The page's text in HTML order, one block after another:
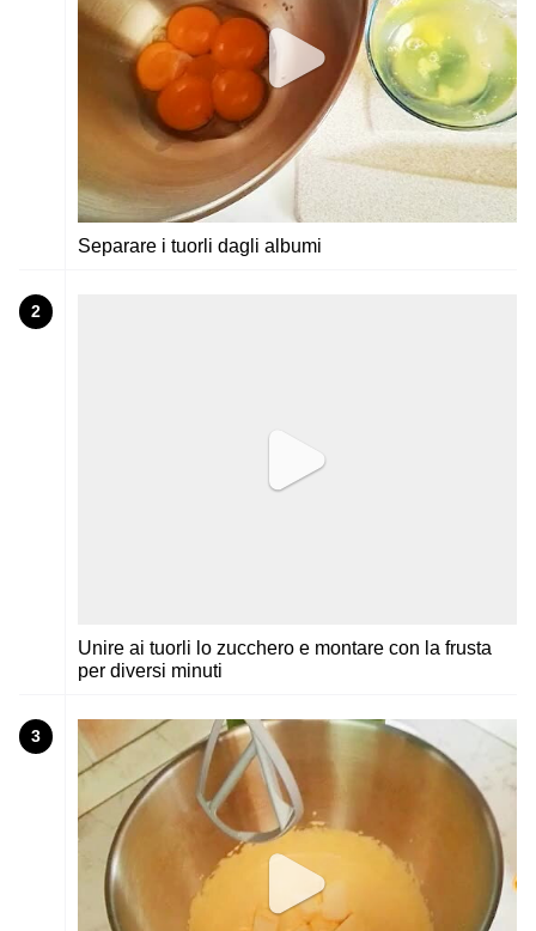
Separare i tuorli dagli albumi
2
Unire ai tuorli lo zucchero e montare con la frusta
per diversi minuti
3